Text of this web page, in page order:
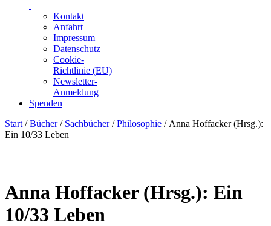
Kontakt
Anfahrt
Impressum
Datenschutz
Cookie-
Richtlinie (EU)
Newsletter-
Anmeldung
Spenden
Skip
to
Start /Bücher/ Sachbücher/Philosophie / Anna Hoffacker (Hrsg.):
Ein 10/33 Leben
Anna Hoffacker (Hrsg.): Ein
10/33 Leben